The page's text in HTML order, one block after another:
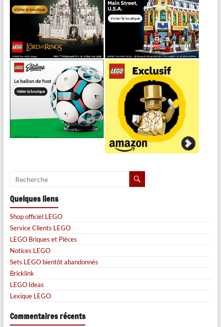
Quelques liens
Shop officiel LEGO
Service Clients LEGO
LEGO Briques et Pièces
Notices LEGO
Sets LEGO bientôt abandonnés
Bricklink
LEGO Ideas
Lexique LEGO
Commentaires récents